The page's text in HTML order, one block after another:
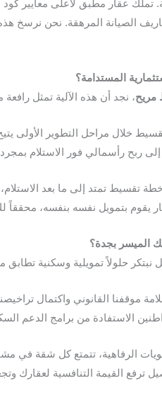
تملك عقار مطبق لأعلى معايير
المستدامة؟
مريح، نجد أن هذه الآلية تمثل رافعة
ربح رأسمالي فور الاستلام
خطة تقسيط تمتد إلى ما بعد
يقوم بتمويل نفسه بنفسه، محققاً
الميسر بجدة؟
حلولاً تمويلية وسكنية
موقفنا القانوني واكتمال
الاستفادة من برامج الدعم
الرفاهية، تتمتع كل شقة في
القيمة التنافسية لعقارك